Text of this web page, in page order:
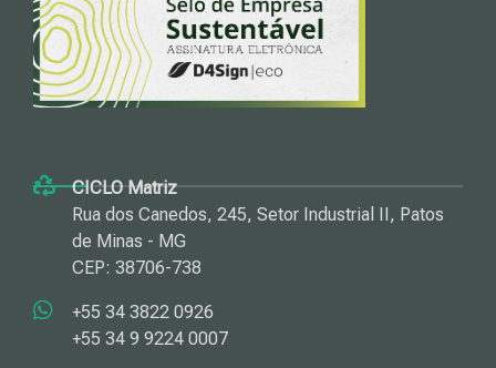
CICLO Matriz
Rua dos Canedos, 245, Setor Industrial II, Patos
de Minas - MG
CEP: 38706-738
+55 34 3822 0926
+55 34 9 9224 0007